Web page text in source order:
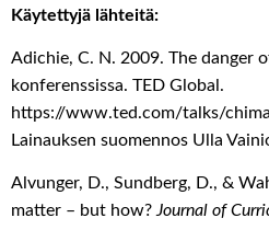
Käytettyjä lähteitä:
Adichie, C. N. 2009. The danger
konferenssissa. TED Global.
https://www.ted.com/talks/
Lainauksen suomennos Ulla
Alvunger, D., Sundberg, D., &
matter – but how?Journal of